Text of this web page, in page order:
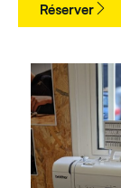
Réserver